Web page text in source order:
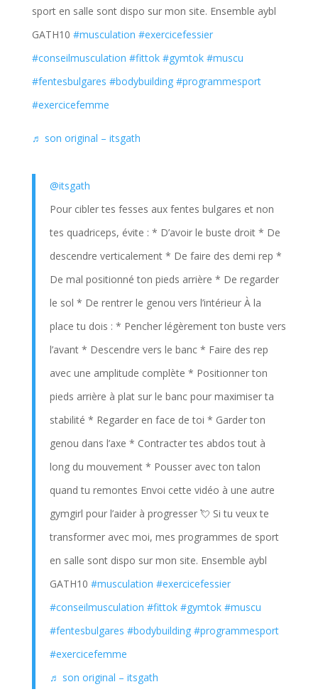
sport en salle sont dispo sur mon site. Ensemble aybl
GATH10 #musculation #exercicefessier
#conseilmusculation #fittok #gymtok #muscu
#fentesbulgares #bodybuilding #programmesport
#exercicefemme
♬ son original – itsgath
@itsgath
Pour cibler tes fesses aux fentes bulgares et non
tes quadriceps, évite : * D’avoir le buste droit * De
descendre verticalement * De faire des demi rep *
De mal positionné ton pieds arrière * De regarder
le sol * De rentrer le genou vers l’intérieur À la
place tu dois : * Pencher légèrement ton buste vers
l’avant * Descendre vers le banc * Faire des rep
avec une amplitude complète * Positionner ton
pieds arrière à plat sur le banc pour maximiser ta
stabilité * Regarder en face de toi * Garder ton
genou dans l’axe * Contracter tes abdos tout à
long du mouvement * Pousser avec ton talon
quand tu remontes Envoi cette vidéo à une autre
gymgirl pour l’aider à progresser 💘 Si tu veux te
transformer avec moi, mes programmes de sport
en salle sont dispo sur mon site. Ensemble aybl
GATH10 #musculation #exercicefessier
#conseilmusculation #fittok #gymtok #muscu
#fentesbulgares #bodybuilding #programmesport
#exercicefemme
♬ son original – itsgath